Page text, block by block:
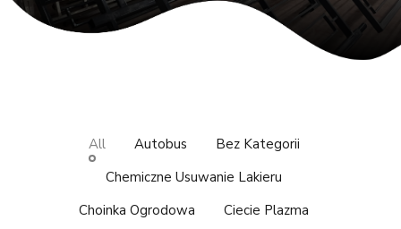
All Autobus
Bez Kategorii
Chemiczne Usuwanie Lakieru
Choinka Ogrodowa
Ciecie Plazma